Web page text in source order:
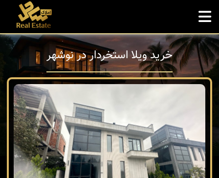
خرید ویلا استخردار در نوشهر